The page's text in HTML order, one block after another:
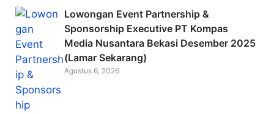
Lowongan Event Partnership &
Sponsorship Executive PT Kompas
Media Nusantara Bekasi Desember 2025
(Lamar Sekarang)
Agustus 6, 2026